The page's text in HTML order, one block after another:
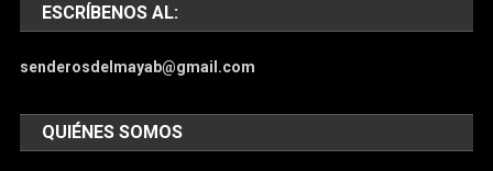
ESCRÍBENOS AL:
senderosdelmayab@gmail.com
QUIÉNES SOMOS